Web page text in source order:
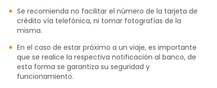
Se recomienda no facilitar el número de la tarjeta de
crédito vía telefónica, ni tomar fotografías de la
misma.
En el caso de estar próximo a un viaje, es importante
que se realice la respectiva notificación al banco, de
esta forma se garantiza su seguridad y
funcionamiento.